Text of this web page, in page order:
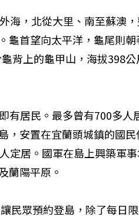
海，北從大里、南至蘇澳
龜首望向太平洋，龜尾則
背上的龜甲山，海拔398
有居民。最多曾有700多人
，安置在宜蘭頭城鎮的國
定居。國軍在島上興築軍
蘭陽平原。
民眾預約登島，除了每日